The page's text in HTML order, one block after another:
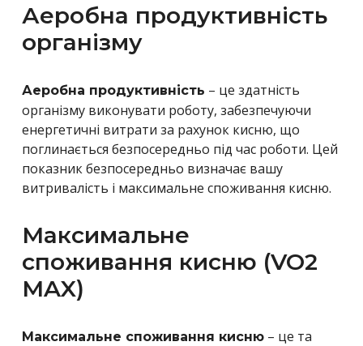
Аеробна продуктивність
організму
Аеробна продуктивність – це здатність
організму виконувати роботу, забезпечуючи
енергетичні витрати за рахунок кисню, що
поглинається безпосередньо під час роботи. Цей
показник безпосередньо визначає вашу
витривалість і максимальне споживання кисню.
Максимальне
споживання кисню (VO2
MAX)
Максимальне споживання кисню – це та